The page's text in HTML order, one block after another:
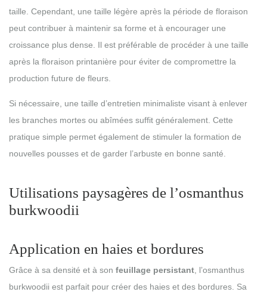
taille. Cependant, une taille légère après la période de floraison
peut contribuer à maintenir sa forme et à encourager une
croissance plus dense. Il est préférable de procéder à une taille
après la floraison printanière pour éviter de compromettre la
production future de fleurs.
Si nécessaire, une taille d’entretien minimaliste visant à enlever
les branches mortes ou abîmées suffit généralement. Cette
pratique simple permet également de stimuler la formation de
nouvelles pousses et de garder l’arbuste en bonne santé.
Utilisations paysagères de l’osmanthus
burkwoodii
Application en haies et bordures
Grâce à sa densité et à son feuillage persistant, l’osmanthus
burkwoodii est parfait pour créer des haies et des bordures. Sa